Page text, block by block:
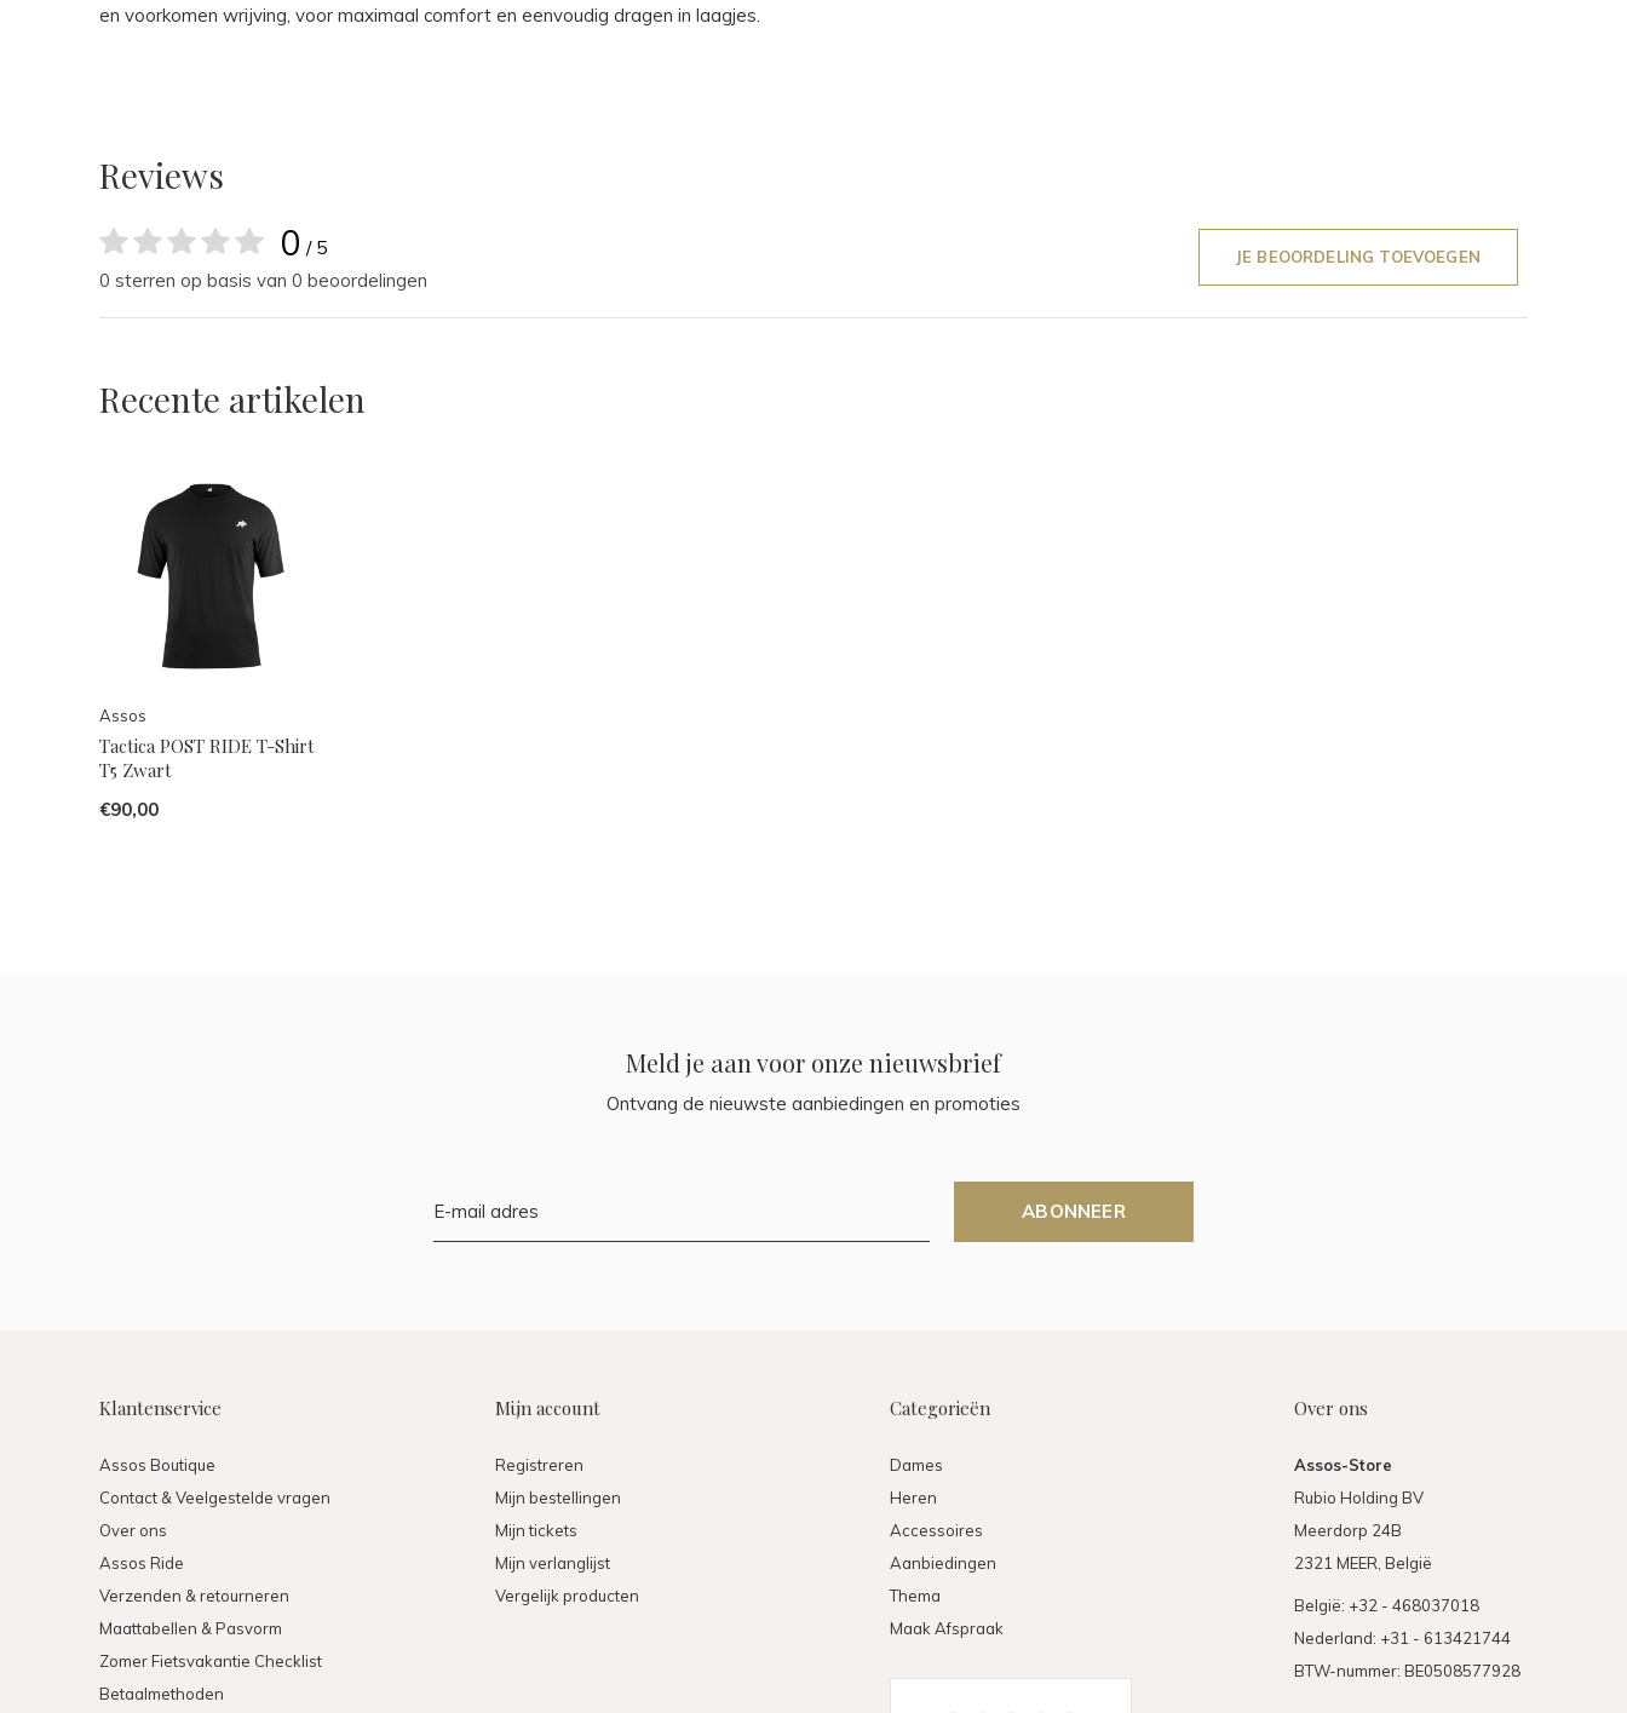
en voorkomen wrijving, voor maximaal comfort en eenvoudig dragen in laagjes.
Reviews
0 / 5
0 sterren op basis van 0 beoordelingen
JE BEOORDELING TOEVOEGEN
Recente artikelen
Assos
Tactica POST RIDE T-Shirt
T5 Zwart
€90,00
Meld je aan voor onze nieuwsbrief
Ontvang de nieuwste aanbiedingen en promoties
ABONNEER
Klantenservice
Assos Boutique
Contact & Veelgestelde vragen
Over ons
Assos Ride
Verzenden & retourneren
Maattabellen & Pasvorm
Zomer Fietsvakantie Checklist
Betaalmethoden
Mijn account
Registreren
Mijn bestellingen
Mijn tickets
Mijn verlanglijst
Vergelijk producten
Categorieën
Dames
Heren
Accessoires
Aanbiedingen
Thema
Maak Afspraak
Over ons
Assos-Store
Rubio Holding BV
Meerdorp 24B
2321 MEER, België
België: +32 - 468037018
Nederland: +31 - 613421744
BTW-nummer: BE0508577928